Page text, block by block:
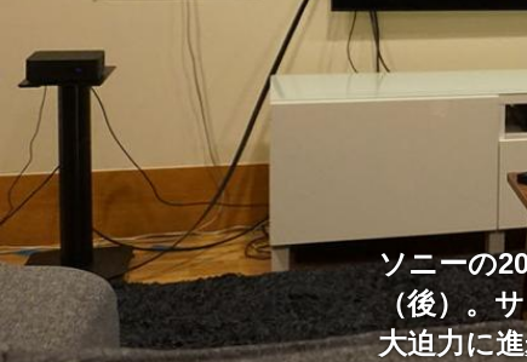
ソニーの
（後）。
大迫力に